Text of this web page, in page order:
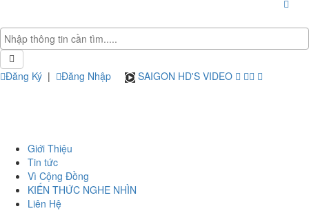
Đăng Ký | Đăng Nhập SAIGON HD'S VIDEO
Giới Thiệu
Tin tức
Vì Cộng Đồng
KIẾN THỨC NGHE NHÌN
Liên Hệ